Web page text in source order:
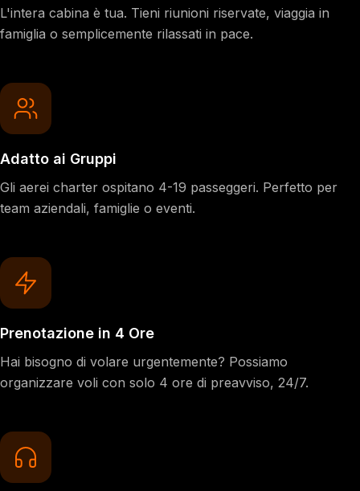
L'intera cabina è tua. Tieni riunioni riservate, viaggia in
famiglia o semplicemente rilassati in pace.
Adatto ai Gruppi
Gli aerei charter ospitano 4-19 passeggeri. Perfetto per
team aziendali, famiglie o eventi.
Prenotazione in 4 Ore
Hai bisogno di volare urgentemente? Possiamo
organizzare voli con solo 4 ore di preavviso, 24/7.